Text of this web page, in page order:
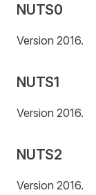
NUTS0
Version 2016.
NUTS1
Version 2016.
NUTS2
Version 2016.